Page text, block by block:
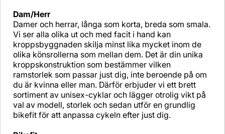
Dam/Herr
Damer och herrar, långa som korta, breda som smala.
Vi ser alla olika ut och med facit i hand kan
kroppsbyggnaden skilja minst lika mycket inom de
olika könsrollerna som mellan dem. Det är din unika
kroppskonstruktion som bestämmer vilken
ramstorlek som passar just dig, inte beroende på om
du är kvinna eller man. Därför erbjuder vi ett brett
sortiment av unisex-cyklar och lägger otrolig vikt på
val av modell, storlek och sedan utför en grundlig
bikefit för att anpassa cykeln efter just dig.